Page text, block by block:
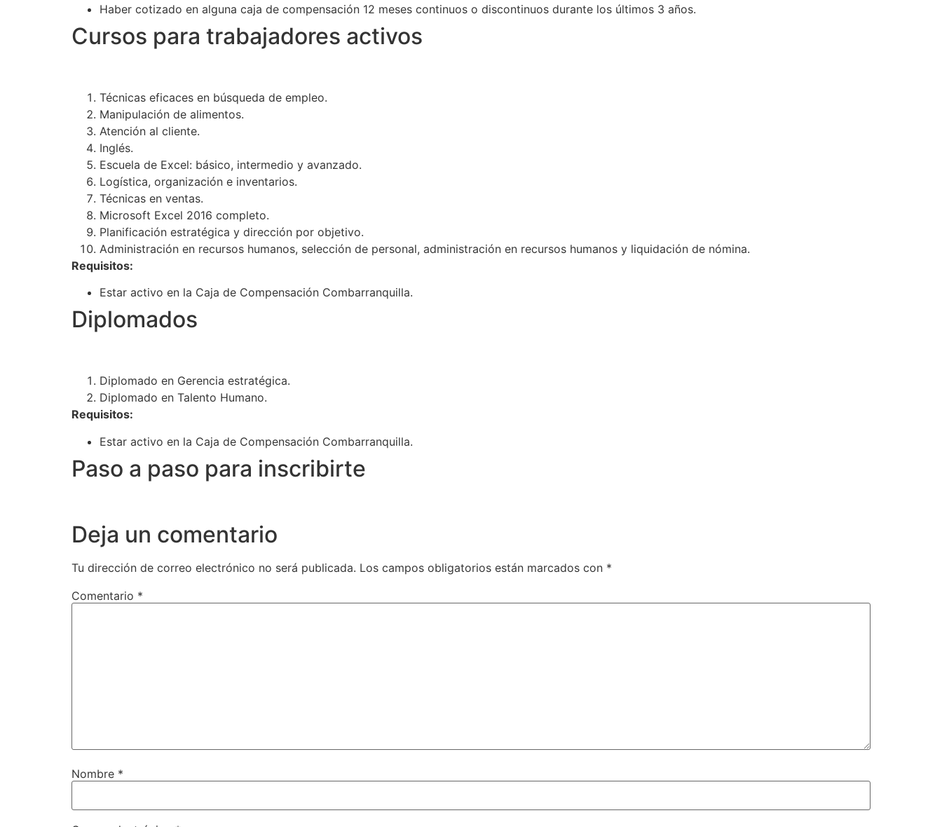
Haber cotizado en alguna caja de compensación 12 meses continuos o discontinuos durante los últimos 3 años.
Cursos para trabajadores activos
Técnicas eficaces en búsqueda de empleo.
Manipulación de alimentos.
Atención al cliente.
Inglés.
Escuela de Excel: básico, intermedio y avanzado.
Logística, organización e inventarios.
Técnicas en ventas.
Microsoft Excel 2016 completo.
Planificación estratégica y dirección por objetivo.
Administración en recursos humanos, selección de personal, administración en recursos humanos y liquidación de nómina.
Requisitos:
Estar activo en la Caja de Compensación Combarranquilla.
Diplomados
Diplomado en Gerencia estratégica.
Diplomado en Talento Humano.
Requisitos:
Estar activo en la Caja de Compensación Combarranquilla.
Paso a paso para inscribirte
Deja un comentario
Tu dirección de correo electrónico no será publicada. Los campos obligatorios están marcados con *
Comentario *
Nombre *